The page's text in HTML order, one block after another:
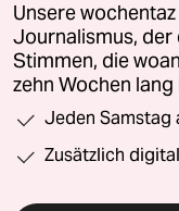
Unsere
Journalismus, der
Stimmen, die
zehn Wochen
Jeden Samstag
Zusätzlich